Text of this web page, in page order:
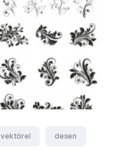
vektörel desen